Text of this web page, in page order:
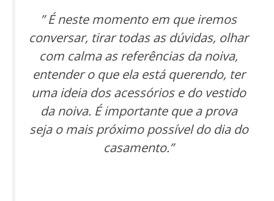
” É neste momento em que iremos
conversar, tirar todas as dúvidas, olhar
com calma as referências da noiva,
entender o que ela está querendo, ter
uma ideia dos acessórios e do vestido
da noiva. É importante que a prova
seja o mais próximo possível do dia do
casamento.”